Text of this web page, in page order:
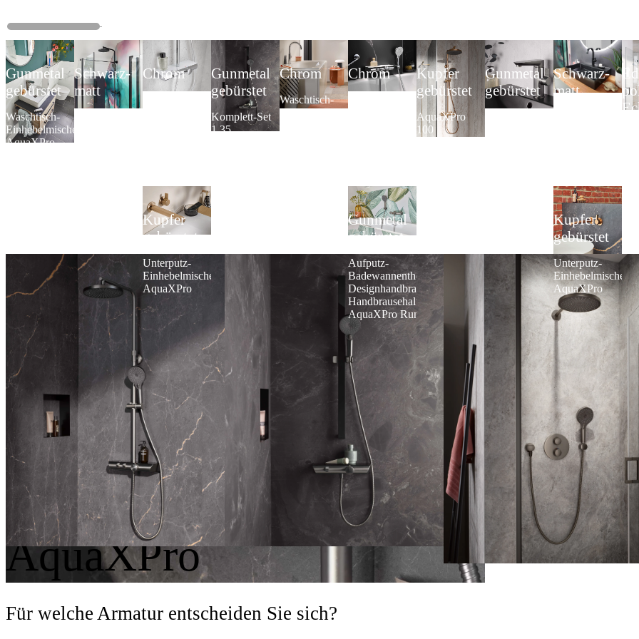
Gunmetal
gebürstet
Waschtisch-
Einhebelmischer
AquaXPro
Schwarz-
matt
Chrom
Kupfer
gebürstet
Unterputz-
Einhebelmischer
AquaXPro
Gunmetal
gebürstet
Komplett-Set
1.35
Chrom
Waschtisch-
Einhebelmischer
Chrom
Gunmetal
gebürstet
Aufputz-
Badewannenthermostat,
Designhandbrause und
Handbrausehalter
AquaXPro Rund
Kupfer
gebürstet
AquaXPro
100
Gunmetal
gebürstet
Schwarz-
matt
Kupfer
gebürstet
Unterputz-
Einhebelmischer
AquaXPro
Formensprache und Funktion
Softcube Rund
AquaXPro
Für welche Armatur entscheiden Sie sich?